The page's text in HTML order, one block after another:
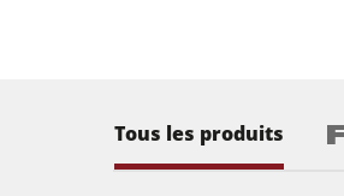
Tous les produits